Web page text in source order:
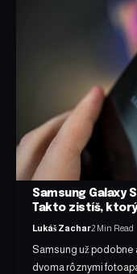
Samsung Galaxy
Takto zistíš,
Lukáš Zachar2 Min Read
Samsung už podobne
dvoma rôznymi